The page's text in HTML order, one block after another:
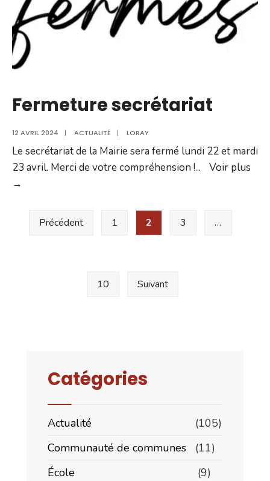
le
Developpement
Fermeture secrétariat
12 AVRIL 2024 | ACTUALITÉ | LORAY
Le secrétariat de la Mairie sera fermé lundi 22 et mardi
23 avril. Merci de votre compréhension !...
Voir plus
→
Pagination
desPrécédent 1 2 3 …
10 Suivant
Catégories
Actualité
(105)
Communauté de communes
(11)
École
(9)